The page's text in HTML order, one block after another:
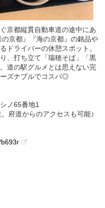
京都縦貫自動車道の途中にあ
京都』『海の京都』の銘品や
ドライバーの休憩スポット。
、打ち立て「瑞穂そば」「黒
道の駅グルメとは思えない完
ズナブルでコスパ◎
ノ65番地1
道からのアクセスも可能）